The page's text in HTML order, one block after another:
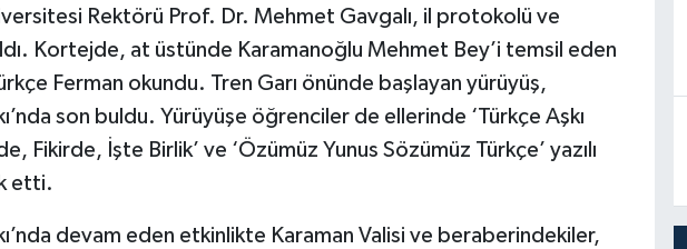
Rektörü Prof. Dr. Mehmet Gavgalı, il protokolü ve
Kortejde, at üstünde Karamanoğlu Mehmet Bey’i temsil eden
Ferman okundu. Tren Garı önünde başlayan yürüyüş,
son buldu. Yürüyüşe öğrenciler de ellerinde ‘Türkçe Aşkı
Fikirde, İşte Birlik’ ve ‘Özümüz Yunus Sözümüz Türkçe’ yazılı
etti.
devam eden etkinlikte Karaman Valisi ve beraberindekiler,